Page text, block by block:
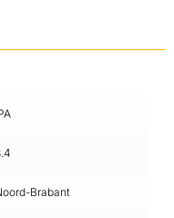
Brabant